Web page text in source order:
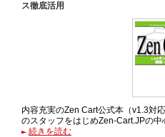
ス徹底活用
内容充実のZen Cart公式本（v1.3対
のスタッフをはじめZen-Cart.JPの中
続きを読む